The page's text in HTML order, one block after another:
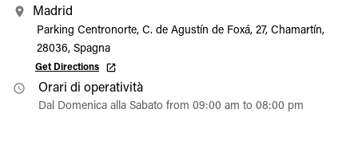
Madrid
Parking Centronorte, C. de Agustín de Foxá, 27, Chamartín,
28036, Spagna
Get Directions
Orari di operatività
Dal Domenica alla Sabato from 09:00 am to 08:00 pm